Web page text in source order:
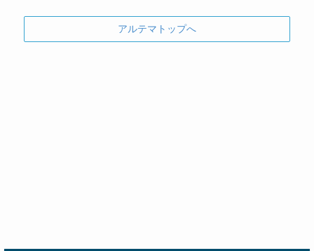
アルテマトップへ